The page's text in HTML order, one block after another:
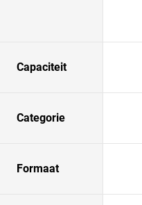
Capaciteit
Categorie
Formaat